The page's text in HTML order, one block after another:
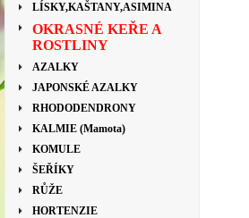
LÍSKY,KAŠTANY,ASIMINA
OKRASNÉ KEŘE A
ROSTLINY
AZALKY
JAPONSKÉ AZALKY
RHODODENDRONY
KALMIE (Mamota)
KOMULE
ŠEŘÍKY
RŮŽE
HORTENZIE